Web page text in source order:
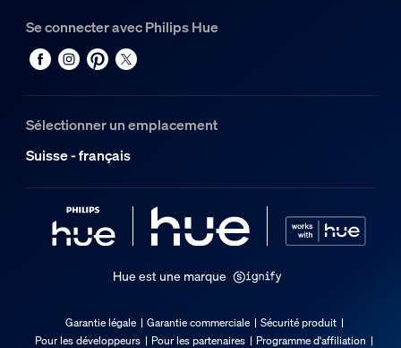
Se connecter avec Philips Hue
Sélectionner un emplacement
Suisse - français
Hue est une marque
Garantie légale Garantie commerciale
Sécurité produit
Pour les développeurs
Pour les partenaires Programme d'affiliation